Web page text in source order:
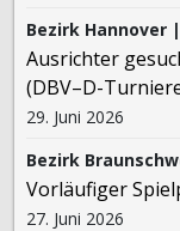
Bezirk Hannover
Ausrichter
(DBV–D-
29. Juni 2026
Bezirk
Vorläufiger
27. Juni 2026